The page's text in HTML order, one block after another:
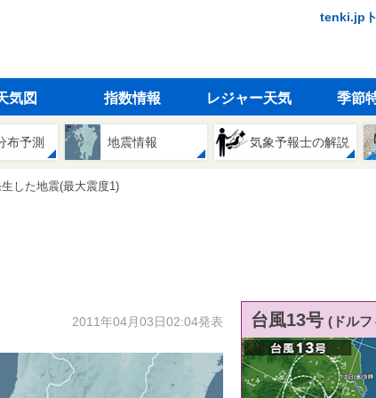
tenki.jp
気図 指数情報 レジャー天気 季節
布予測 地震情報 気象予報士の解説
した地震(最大震度1)
2011年04月03日02:04発表 台風13号 (ドルフ